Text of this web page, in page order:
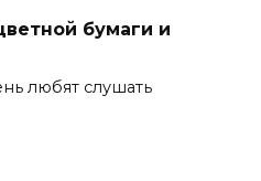
бумаги и
любят слушать